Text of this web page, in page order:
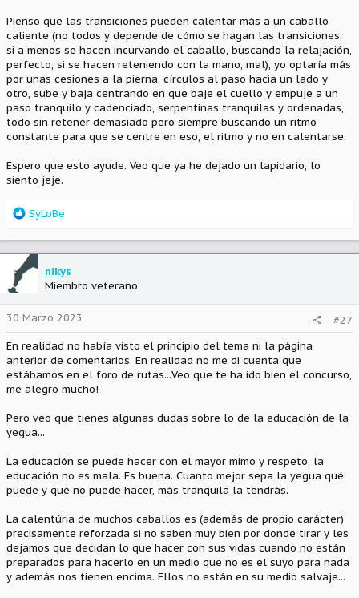
Pienso que las transiciones pueden calentar más a un caballo
caliente (no todos y depende de cómo se hagan las transiciones,
si a menos se hacen incurvando el caballo, buscando la relajación,
perfecto, si se hacen reteniendo con la mano, mal), yo optaría más
por unas cesiones a la pierna, círculos al paso hacia un lado y
otro, sube y baja centrando en que baje el cuello y empuje a un
paso tranquilo y cadenciado, serpentinas tranquilas y ordenadas,
todo sin retener demasiado pero siempre buscando un ritmo
constante para que se centre en eso, el ritmo y no en calentarse.
Espero que esto ayude. Veo que ya he dejado un lapidario, lo
siento jeje.
R
a
c
c
n
s
:
SyLoBe
nikys
Miembro veterano
30 Marzo 2023
#27
En realidad no había visto el principio del tema ni la página
anterior de comentarios. En realidad no me di cuenta que
estábamos en el foro de rutas...Veo que te ha ido bien el concurso,
me alegro mucho!
Pero veo que tienes algunas dudas sobre lo de la educación de la
yegua...
La educación se puede hacer con el mayor mimo y respeto, la
educación no es mala. Es buena. Cuanto mejor sepa la yegua qué
puede y qué no puede hacer, más tranquila la tendrás.
La calentúria de muchos caballos es (además de propio carácter)
precisamente reforzada si no saben muy bien por donde tirar y les
dejamos que decidan lo que hacer con sus vidas cuando no están
preparados para hacerlo en un medio que no es el suyo para nada
y además nos tienen encima. Ellos no están en su medio salvaje...